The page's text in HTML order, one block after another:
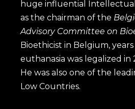
huge influential Intellectual
as the chairman of the
Advisory Committee on
Bioethicist in Belgium,
euthanasia was legalized in
He was also one of the
Low Countries.